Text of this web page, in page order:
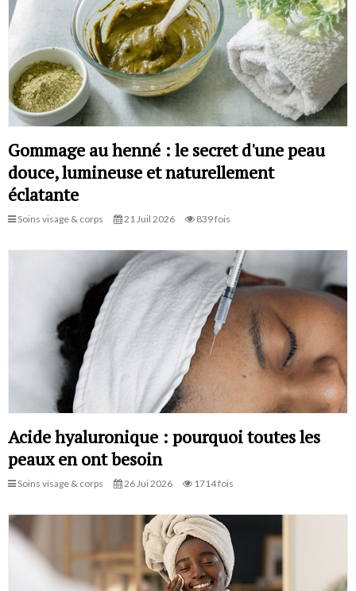
Gommage au henné : le secret d'une peau
douce, lumineuse et naturellement
éclatante
Soins visage & corps 21 Juil 2026 839 fois
Acide hyaluronique : pourquoi toutes les
peaux en ont besoin
Soins visage & corps 26 Jui 2026 1714 fois